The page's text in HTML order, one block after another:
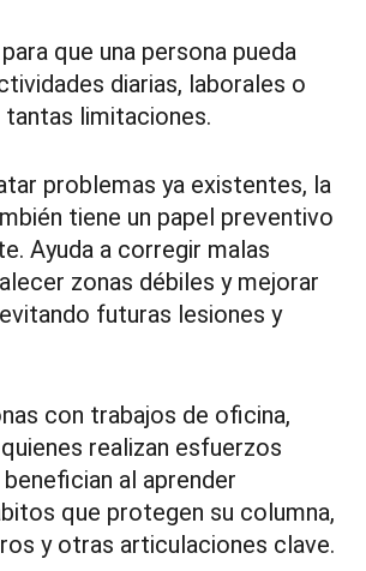
que una persona pueda
diarias, laborales o
limitaciones.
problemas ya existentes, la
tiene un papel preventivo
Ayuda a corregir malas
zonas débiles y mejorar
futuras lesiones y
con trabajos de oficina,
realizan esfuerzos
al aprender
que protegen su columna,
y otras articulaciones clave.